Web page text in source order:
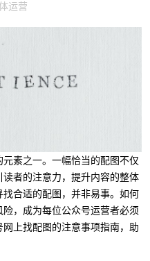
运营
素之一。一幅恰当的配图不仅
者的注意力，提升内容的整体
合适的配图，并非易事。如何
，成为每位公众号运营者必须
上找配图的注意事项指南，助